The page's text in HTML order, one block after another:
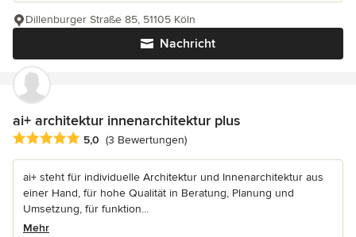
Nachricht
Dillenburger Straße 85, 51105 Köln
ai+ architektur innenarchitektur plus
Durchschnittliche Bewertung: 5 von 5 Sternen
5,0 (3 Bewertungen)
ai+ steht für individuelle Architektur und Innenarchitektur aus
einer Hand, für hohe Qualität in Beratung, Planung und
Umsetzung, für funktion...
Mehr